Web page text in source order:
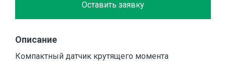
Оставить заявку
Описание
Компактный датчик крутящего момента